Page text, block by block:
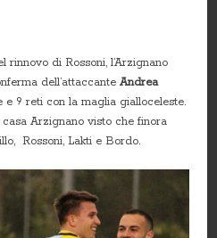
rinnovo di Rossoni, l’Arzignano
dell’attaccanteAndrea
e 9 reti con la maglia gialloceleste.
Arzignano visto che finora
Rossoni, Lakti e Bordo.